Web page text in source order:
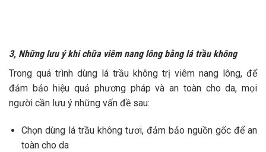
3, Những lưu ý khi chữa viêm nang lông bằng lá trầu không
Trong quá trình dùng lá trầu không trị viêm nang lông, để
đảm bảo hiệu quả phương pháp và an toàn cho da, mọi
người cần lưu ý những vấn đề sau:
Chọn dùng lá trầu không tươi, đảm bảo nguồn gốc để an
toàn cho da